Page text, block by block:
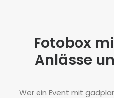
Fotobox
Anlässe
Wer ein Event mit